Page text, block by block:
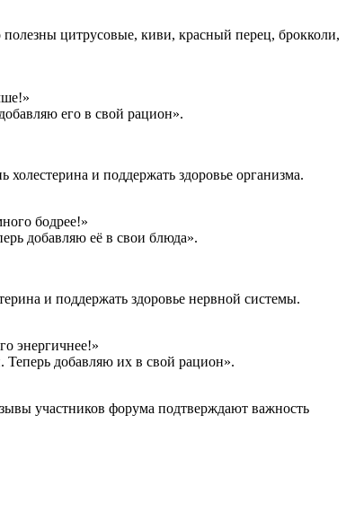
цитрусовые, киви, красный перец, брокколи,
его в свой рацион».
и поддержать здоровье организма.
бодрее!»
добавляю её в свои блюда».
и поддержать здоровье нервной системы.
энергичнее!»
Теперь добавляю их в свой рацион».
участников форума подтверждают важность